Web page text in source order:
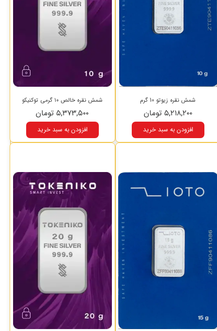
شمش نقره زیوتو 10 گرم
۵,۲۱۸,۲۰۰ تومان
افزودن به سبد خرید
شمش نقره خالص ۱۰ گرمی توکنیکو
۵,۳۷۳,۵۰۰ تومان
افزودن به سبد خرید